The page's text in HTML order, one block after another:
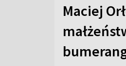
Maciej